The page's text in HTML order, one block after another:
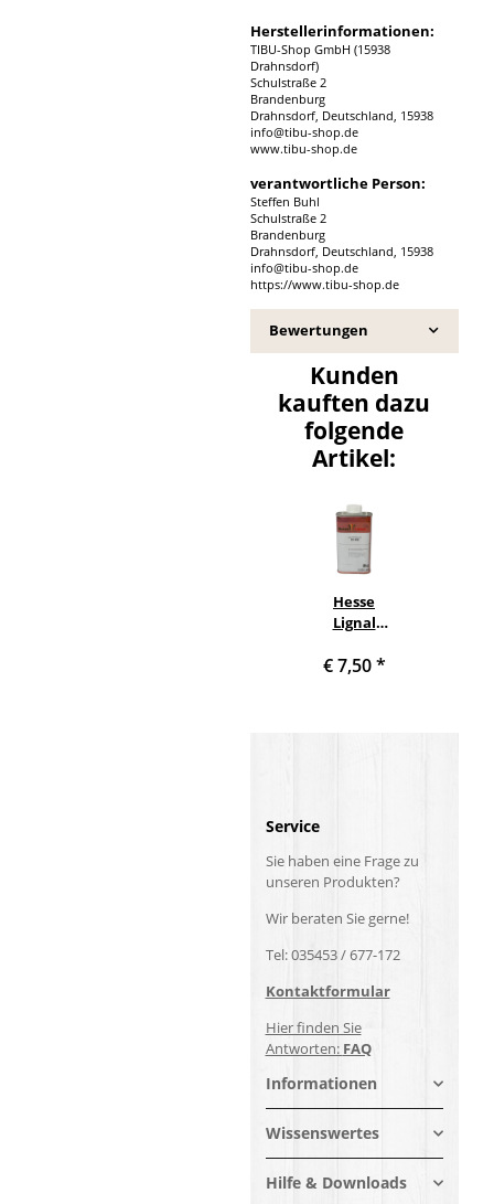
Herstellerinformationen:
TIBU-Shop GmbH (15938
Drahnsdorf)
Schulstraße 2
Brandenburg
Drahnsdorf, Deutschland, 15938
info@tibu-shop.de
www.tibu-shop.de
verantwortliche Person:
Steffen Buhl
Schulstraße 2
Brandenburg
Drahnsdorf, Deutschland, 15938
info@tibu-shop.de
https://www.tibu-shop.de
Bewertungen
Kunden
kauften dazu
folgende
Artikel:
Hesse
Lignal
Verdünne
€ 7,50*
Service
Sie haben eine Frage zu
unseren Produkten?
Wir beraten Sie gerne!
Tel: 035453 / 677-172
Kontaktformular
Hier finden Sie
Antworten: FAQ
Informationen
Wissenswertes
Hilfe & Downloads